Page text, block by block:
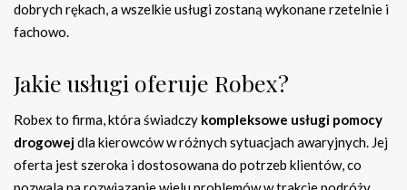
dobrych rękach, a wszelkie usługi zostaną wykonane rzetelnie i
fachowo.
Jakie usługi oferuje Robex?
Robex to firma, która świadczy kompleksowe usługi pomocy
drogowejdla kierowców w różnych sytuacjach awaryjnych. Jej
oferta jest szeroka i dostosowana do potrzeb klientów, co